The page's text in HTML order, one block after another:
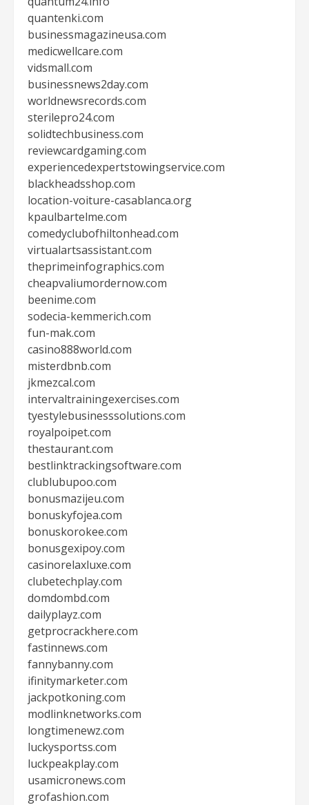
quantenki.com
businessmagazineusa.com
medicwellcare.com
vidsmall.com
businessnews2day.com
worldnewsrecords.com
sterilepro24.com
solidtechbusiness.com
reviewcardgaming.com
experiencedexpertstowingservice.com
blackheadsshop.com
location-voiture-casablanca.org
kpaulbartelme.com
comedyclubofhiltonhead.com
virtualartsassistant.com
theprimeinfographics.com
cheapvaliumordernow.com
beenime.com
sodecia-kemmerich.com
fun-mak.com
casino888world.com
misterdbnb.com
jkmezcal.com
intervaltrainingexercises.com
tyestylebusinesssolutions.com
royalpoipet.com
thestaurant.com
bestlinktrackingsoftware.com
clublubupoo.com
bonusmazijeu.com
bonuskyfojea.com
bonuskorokee.com
bonusgexipoy.com
casinorelaxluxe.com
clubetechplay.com
domdombd.com
dailyplayz.com
getprocrackhere.com
fastinnews.com
fannybanny.com
ifinitymarketer.com
jackpotkoning.com
modlinknetworks.com
longtimenewz.com
luckysportss.com
luckpeakplay.com
usamicronews.com
grofashion.com